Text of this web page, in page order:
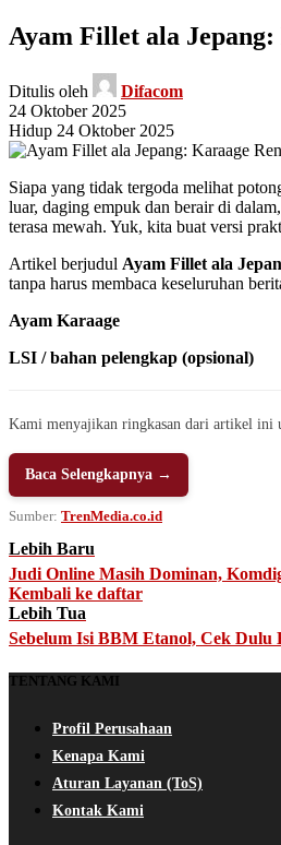
Ayam Fillet ala
Ditulis oleh
Difacom
24 Oktober 2025
Hidup 24 Oktober 2025
Siapa yang tidak tergoda melihat
luar, daging empuk dan berair di
terasa mewah. Yuk, kita buat versi
Artikel berjudul Ayam Fillet ala
tanpa harus membaca keseluruhan
Ayam Karaage
LSI / bahan pelengkap (opsional)
Kami menyajikan ringkasan dari artikel ini
Baca Selengkapnya →
Sumber: TrenMedia.co.id
Lebih Baru
Judi Online Masih Dominan,
Kembali ke daftar
Lebih Tua
Sebelum Isi BBM Etanol, Cek
TENTANG KAMI
Profil Perusahaan
Kenapa Kami
Aturan Layanan (ToS)
Kontak Kami